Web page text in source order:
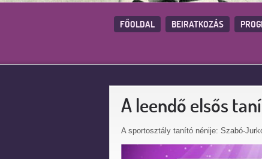
FŐOLDAL BEIRATKOZÁS
A leendő elsős
A sportosztály tanító nénije: Szabó-